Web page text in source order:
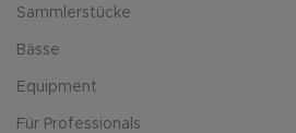
Sammlerstücke
Bässe
Equipment
Für Professionals